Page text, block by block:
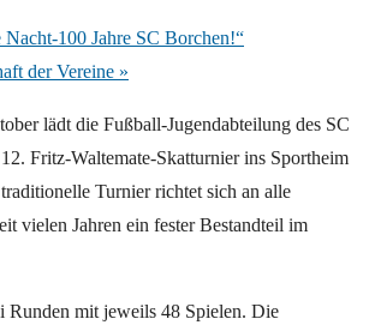
Nacht-100 Jahre SC Borchen!“
der Vereine »
lädt die Fußball-Jugendabteilung des SC
Fritz-Waltemate-Skatturnier ins Sportheim
Turnier richtet sich an alle
vielen Jahren ein fester Bestandteil im
Runden mit jeweils 48 Spielen. Die